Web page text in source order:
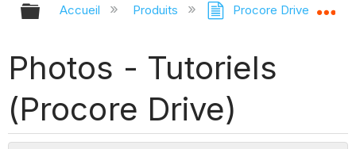
Développer/réduire la hiérarchie
Accueil Produits Procore Drive
Photos - Tutoriels
(Procore Drive)